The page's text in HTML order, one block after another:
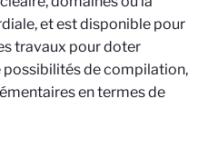
et est disponible pour
travaux pour doter
de compilation,
en termes de